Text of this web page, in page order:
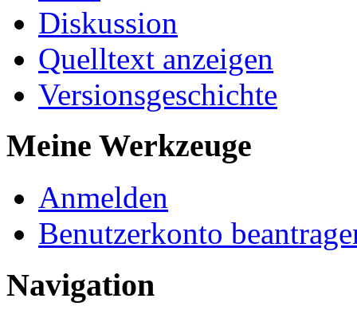
Diskussion
Quelltext anzeigen
Versionsgeschichte
Meine Werkzeuge
Anmelden
Benutzerkonto
Navigation